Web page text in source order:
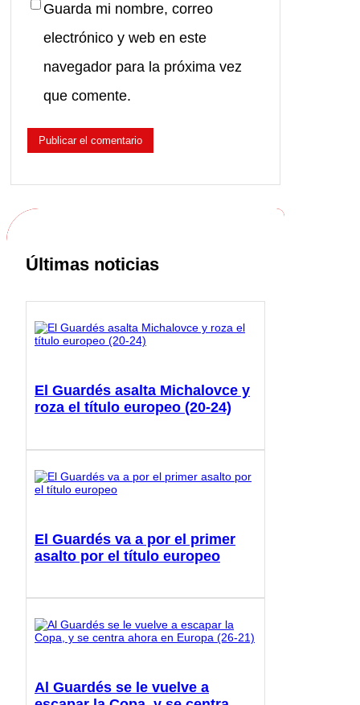
Guarda mi nombre, correo
electrónico y web en este
navegador para la próxima vez
que comente.
Últimas noticias
El Guardés asalta Michalovce y
roza el título europeo (20-24)
El Guardés va a por el primer
asalto por el título europeo
Al Guardés se le vuelve a